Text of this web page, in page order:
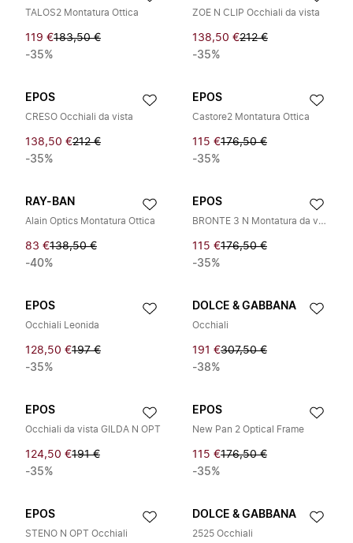
TALOS2 Montatura Ottica
119 €183,50 €
-35%
ZOE N CLIP Occhiali da vista
138,50 €212 €
-35%
EPOS
CRESO Occhiali da vista
138,50 €212 €
-35%
EPOS
Castore2 Montatura Ottica
115 €176,50 €
-35%
RAY-BAN
Alain Optics Montatura Ottica
83 €138,50 €
-40%
EPOS
BRONTE 3 N Montatura da vista
115 €176,50 €
-35%
EPOS
Occhiali Leonida
128,50 €197 €
-35%
DOLCE & GABBANA
Occhiali
191 €307,50 €
-38%
EPOS
Occhiali da vista GILDA N OPT
124,50 €191 €
-35%
EPOS
New Pan 2 Optical Frame
115 €176,50 €
-35%
EPOS
STENO N OPT Occhiali
DOLCE & GABBANA
2525 Occhiali